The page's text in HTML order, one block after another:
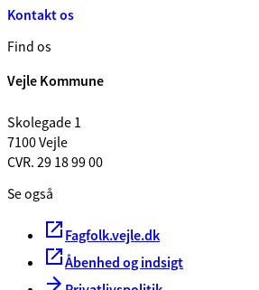
Kontakt os
Find os
Vejle Kommune
Skolegade 1
7100 Vejle
CVR. 29 18 99 00
Se også
Fagfolk.vejle.dk
Åbenhed og indsigt